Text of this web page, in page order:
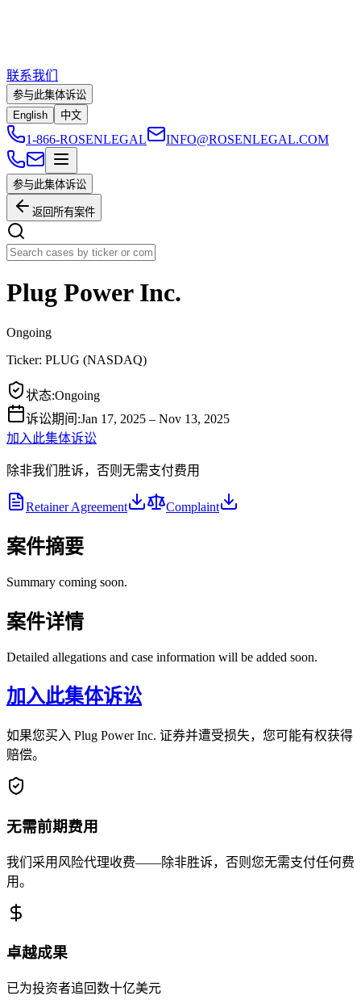
联系我们
参与此集体诉讼
English
中文
1-866-ROSENLEGAL INFO@ROSENLEGAL.COM
参与此集体诉讼
返回所有案件
Plug Power Inc.
Ongoing
Ticker: PLUG (NASDAQ)
状态:Ongoing
诉讼期间 :Jan 17, 2025 – Nov 13, 2025
加入此集体诉讼
除非我们胜诉，否则无需支付费用
Retainer Agreement Complaint
案件摘要
Summary coming soon.
案件详情
Detailed allegations and case information will be added soon.
加入此集体诉讼
如果您买入 Plug Power Inc. 证券并遭受损失，您可能有权获得
赔偿。
无需前期费用
我们采用风险代理收费——除非胜诉，否则您无需支付任何费
用。
卓越成果
已为投资者追回数十亿美元